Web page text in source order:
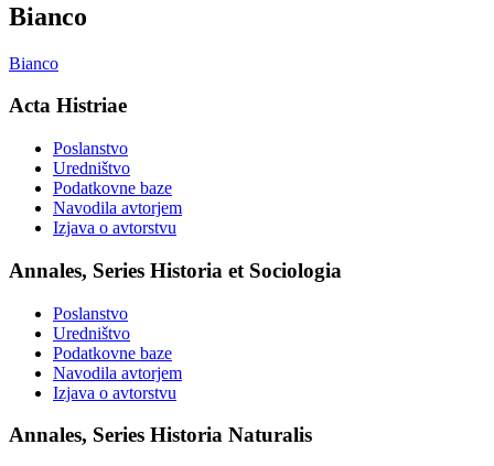
Bianco
Bianco
Acta Histriae
Poslanstvo
Uredništvo
Podatkovne baze
Navodila avtorjem
Izjava o avtorstvu
Annales, Series Historia et Sociologia
Poslanstvo
Uredništvo
Podatkovne baze
Navodila avtorjem
Izjava o avtorstvu
Annales, Series Historia Naturalis